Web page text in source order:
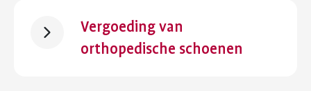
Vergoeding van
orthopedische schoenen